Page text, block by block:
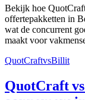
Bekijk hoe
offertepakketten in
wat de concurrent
maakt voor
QuotCraftvsBillit
QuotCraft